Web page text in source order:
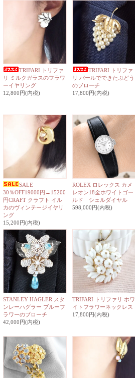
TRIFARI トリファ
リ ミルクガラスのフラワ
ーイヤリング
12,800円(内税)
TRIFARI トリファ
リ パールでできたぶどう
のブローチ
17,800円(内税)
SALE
30％OFF19000円→15200
円CRAFT クラフト イル
カのヴィンテージイヤリ
ング
15,200円(内税)
ROLEX ロレックス カメ
レオン18金ホワイトゴー
ルド シェルダイヤル
598,000円(内税)
STANLEY HAGLER スタ
ンレーハグラー ブルーフ
ラワーのブローチ
42,000円(内税)
TRIFARI トリファリ ホワ
イトフラワーネックレス
17,800円(内税)